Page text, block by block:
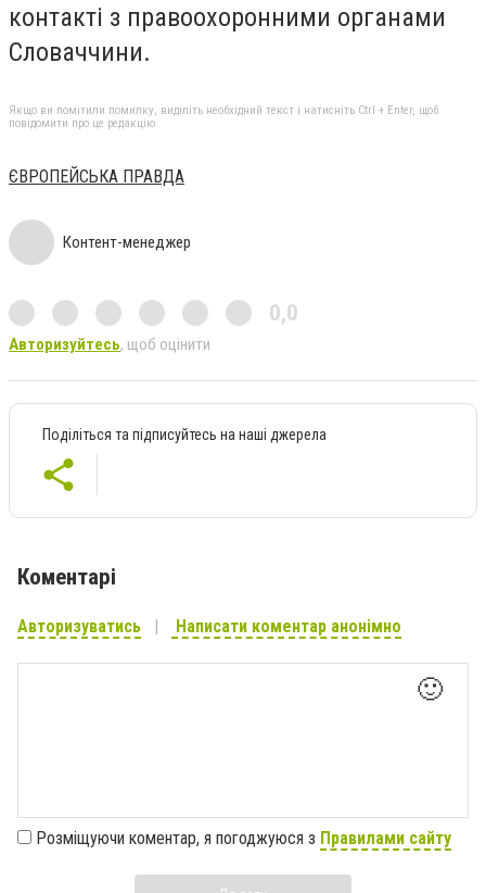
контакті з правоохоронними органами
Словаччини.
Якщо ви помітили помилку, виділіть необхідний текст і натисніть Ctrl + Enter, щоб
повідомити про це редакцію
ЄВРОПЕЙСЬКА ПРАВДА
Контент-менеджер
0,0
Авторизуйтесь, щоб оцінити
Поділіться та підписуйтесь на наші джерела
Коментарі
Авторизуватись Написати коментар анонімно
🙂
Розміщуючи коментар, я погоджуюся з Правилами сайту